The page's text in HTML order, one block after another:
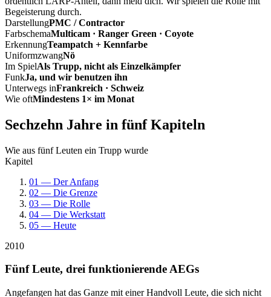
Begeisterung durch.
DarstellungPMC / Contractor
FarbschemaMulticam · Ranger Green · Coyote
ErkennungTeampatch + Kennfarbe
UniformzwangNö
Im SpielAls Trupp, nicht als Einzelkämpfer
FunkJa, und wir benutzen ihn
Unterwegs inFrankreich · Schweiz
Wie oftMindestens 1× im Monat
Sechzehn Jahre in fünf Kapiteln
Wie aus fünf Leuten ein Trupp wurde
Kapitel
01 — Der Anfang
02 — Die Grenze
03 — Die Rolle
04 — Die Werkstatt
05 — Heute
2010
Fünf Leute, drei funktionierende AEGs
Angefangen hat das Ganze mit einer Handvoll Leute, die sich nicht